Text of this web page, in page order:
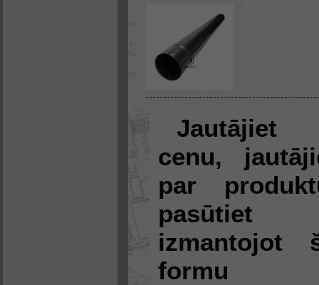
Jautājiet
cenu,
par
pasūtiet
izmantojot
formu